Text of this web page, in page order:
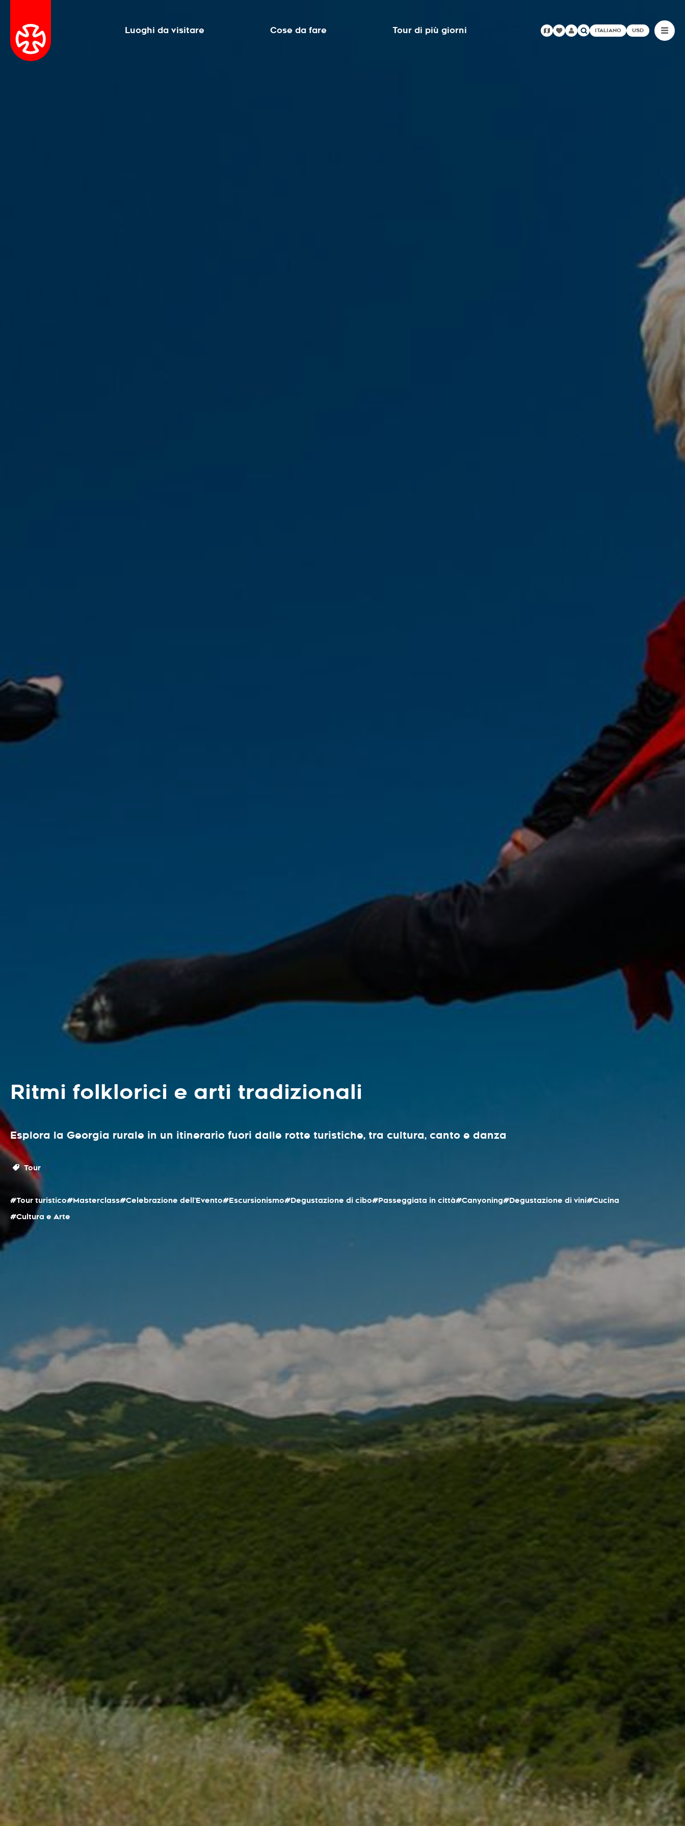
Luoghi da visitare Cose da fare Tour di più giorni ITALIANO USD
Ritmi folklorici e arti tradizionali
Esplora la Georgia rurale in un itinerario fuori dalle rotte turistiche, tra cultura, canto e danza
Tour
#Tour turistico#Masterclass#Celebrazione dell'Evento#Escursionismo#Degustazione di cibo#Passeggiata in città#Canyoning#Degustazione di vini#Cucina
#Cultura e Arte